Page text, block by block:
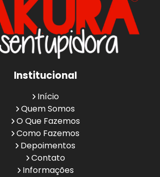
Institucional
Início
Quem Somos
O Que Fazemos
Como Fazemos
Depoimentos
Contato
Informações